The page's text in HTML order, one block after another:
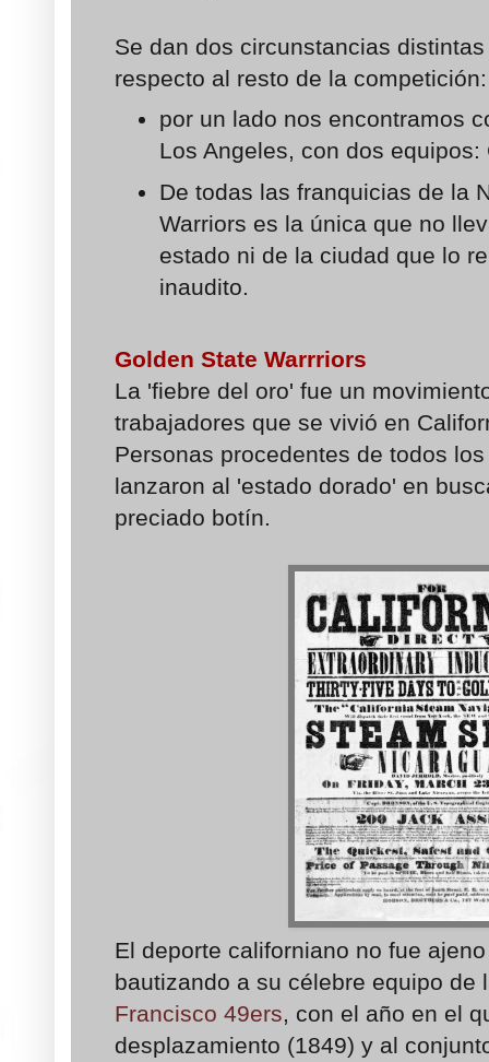
Se dan dos circunstancias
respecto al resto de la competición:
por un lado nos encontramos
Los Angeles, con dos
De todas las franquicias de la
Warriors es la única que no
estado ni de la ciudad que lo
inaudito.
Golden State Warrriors
La 'fiebre del oro' fue un
trabajadores que se vivió en
Personas procedentes de todos
lanzaron al 'estado dorado' en
preciado botín.
El deporte californiano no fue
bautizando a su célebre equipo de
Francisco 49ers, con el año en el
desplazamiento (1849) y al